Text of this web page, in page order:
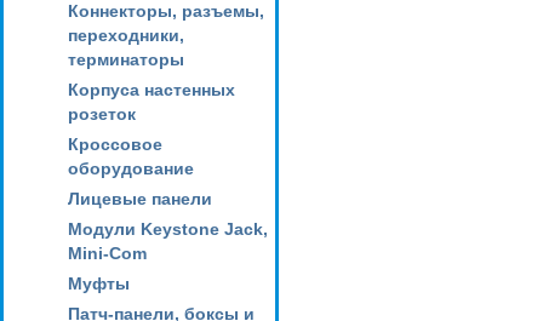
Коннекторы, разъемы,
переходники,
терминаторы
Корпуса настенных
розеток
Кроссовое
оборудование
Лицевые панели
Модули Keystone Jack,
Mini-Com
Муфты
Патч-панели, боксы и